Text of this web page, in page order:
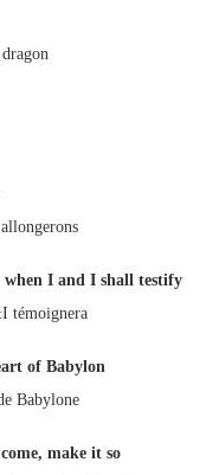
when I and I shall testify
témoignera
of Babylon
Babylone
make it so